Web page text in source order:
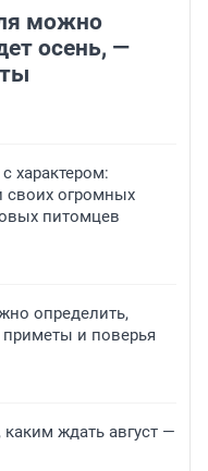
можно
осень, —
характером:
своих огромных
питомцев
определить,
приметы и поверья
ждать август —